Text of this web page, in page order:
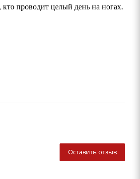
проводит целый день на ногах.
Оставить отзыв